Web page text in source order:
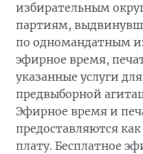
избирательным
партиям,
по одномандатным
эфирное время,
указанные услуги
предвыборной
Эфирное время и
предоставляются
плату. Бесплатное